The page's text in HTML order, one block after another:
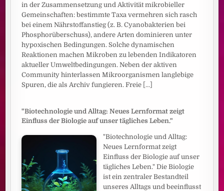
in der Zusammensetzung und Aktivität mikrobieller
Gemeinschaften: bestimmte Taxa vermehren sich rasch
bei einem Nährstoffanstieg (z. B. Cyanobakterien bei
Phosphorüberschuss), andere Arten dominieren unter
hypoxischen Bedingungen. Solche dynamischen
Reaktionen machen Mikroben zu lebenden Indikatoren
aktueller Umweltbedingungen. Neben der aktiven
Community hinterlassen Mikroorganismen langlebige
Spuren, die als Archiv fungieren. Freie [...]
"Biotechnologie und Alltag: Neues Lernformat zeigt
Einfluss der Biologie auf unser tägliches Leben."
"Biotechnologie und Alltag:
Neues Lernformat zeigt
Einfluss der Biologie auf unser
tägliches Leben." Die Biologie
ist ein zentraler Bestandteil
unseres Alltags und beeinflusst